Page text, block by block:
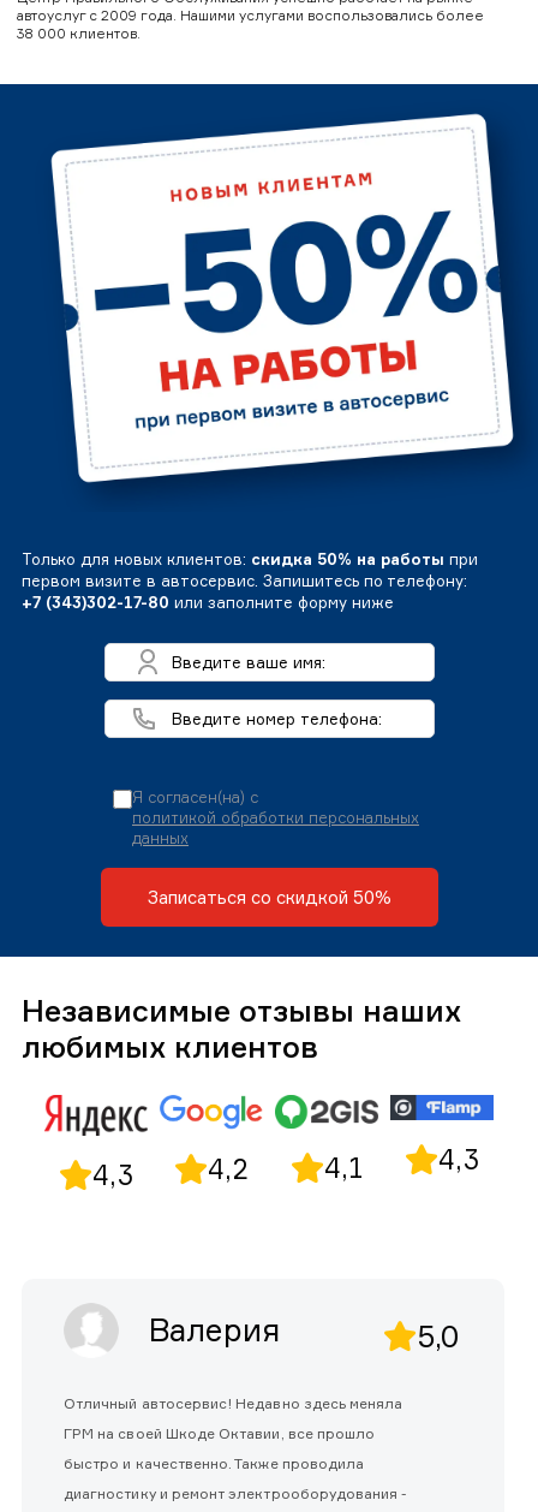
автоуслуг с 2009 года. Нашими услугами воспользовались более
38 000 клиентов.
Только для новых клиентов: скидка 50% на работы при
первом визите в автосервис. Запишитесь по телефону:
+7 (343)302-17-80 или заполните форму ниже
Я согласен(на) с
политикой обработки персональных
данных
Записаться со скидкой 50%
Независимые отзывы наших
любимых клиентов
4,3 4,2 4,1 4,3
Валерия 5,0
Отличный автосервис! Недавно здесь меняла
ГРМ на своей Шкоде Октавии, все прошло
быстро и качественно. Также проводила
диагностику и ремонт электрооборудования -